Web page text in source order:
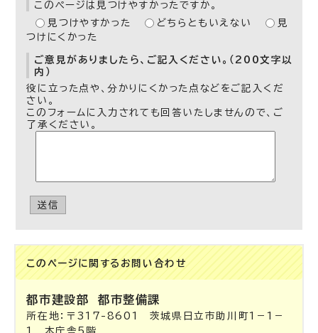
このページは見つけやすかったですか。
見つけやすかった
どちらともいえない
見
つけにくかった
ご意見がありましたら、ご記入ください。（200文字以
内）
役に立った点や、分かりにくかった点などをご記入くだ
さい。
このフォームに入力されても回答いたしませんので、ご
了承ください。
送信
このページに関する お問い合わせ
都市建設部都市整備課
所在地：〒317-8601 茨城県日立市助川町1－1－
1 本庁舎5階